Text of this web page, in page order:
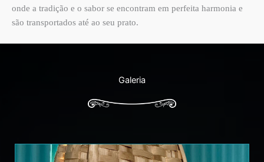
onde a tradição e o sabor se encontram em perfeita harmonia e
são transportados até ao seu prato.
Galeria